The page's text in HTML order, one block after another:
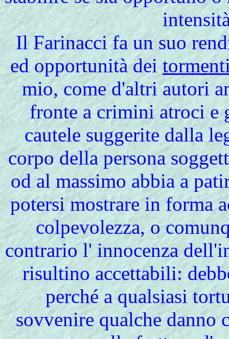
IlFarinacci fa un suo
ed opportunità dei
mio, come d'altri autori
fronte a crimini atroci e
cautele suggerite dalla
corpo della persona
od al massimo abbia a
potersi mostrare in forma
colpevolezza, o
contrario l' innocenza
risultino accettabili:
perché a qualsiasi
sovvenire qualche danno